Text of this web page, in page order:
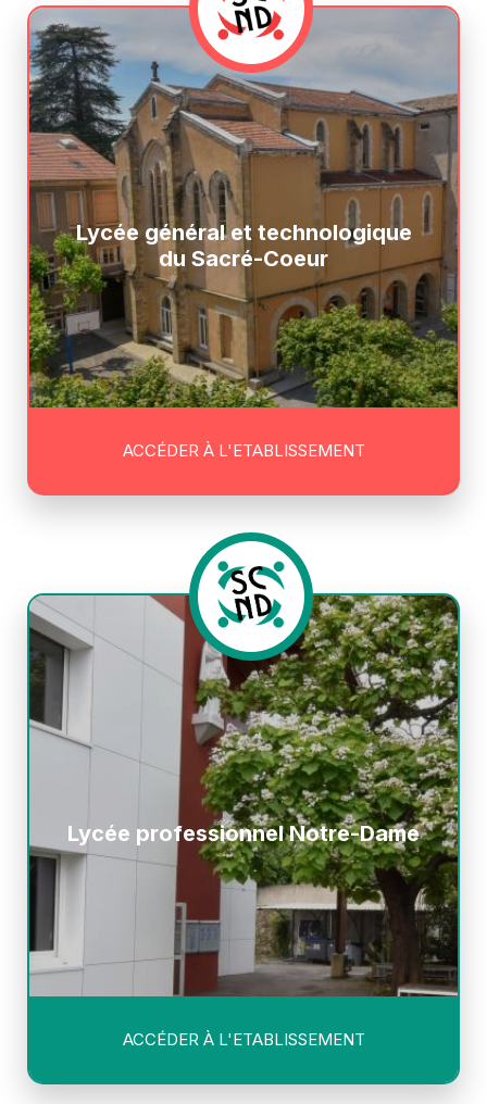
ACCÉDER À L'ETABLISSEMENT
Lycée général et technologique
du Sacré-Coeur
ACCÉDER À L'ETABLISSEMENT
Lycée professionnel Notre-Dame